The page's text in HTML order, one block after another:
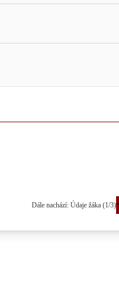
Dále nachází: Údaje žáka (1/3)